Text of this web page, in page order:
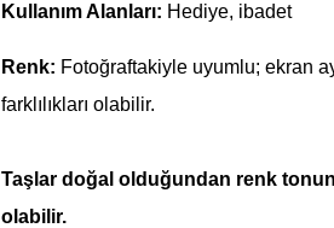
Kullanım Alanları: Hediye, ibadet
Renk: Fotoğraftakiyle uyumlu; ekran
farklılıkları olabilir.
Taşlar doğal olduğundan renk
olabilir.